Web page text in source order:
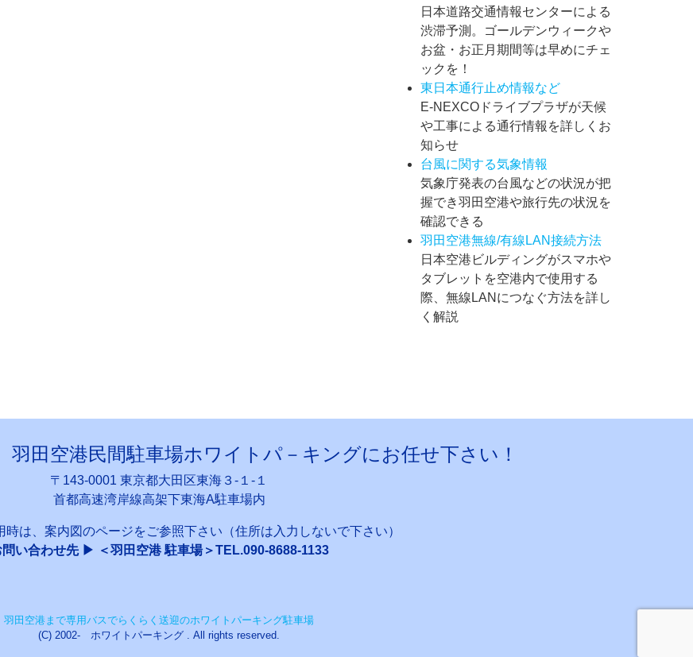
日本道路交通情報センターによる
渋滞予測。ゴールデンウィークや
お盆・お正月期間等は早めにチェ
ックを！
東日本通行止め情報など
E-NEXCOドライブプラザが天候
や工事による通行情報を詳しくお
知らせ
台風に関する気象情報
気象庁発表の台風などの状況が把
握でき羽田空港や旅行先の状況を
確認できる
羽田空港無線/有線LAN接続方法
日本空港ビルディングがスマホや
タブレットを空港内で使用する
際、無線LANにつなぐ方法を詳し
く解説
羽田空港民間駐車場ホワイトパ－キングにお任せ下さい！
〒143-0001 東京都大田区東海３-１-１
首都高速湾岸線高架下東海A駐車場内
時は、案内図のページをご参照下さい（住所は入力しないで下さい）
問い合わせ先 ▶ ＜羽田空港 駐車場＞TEL.090-8688-1133
羽田空港まで専用バスでらくらく送迎のホワイトパーキング駐車場
(C) 2002- ホワイトパーキング . All rights reserved.